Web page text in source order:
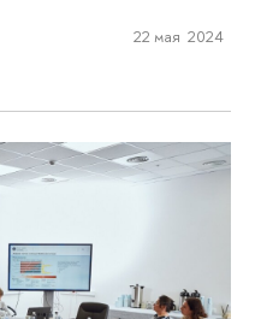
22 мая 2024